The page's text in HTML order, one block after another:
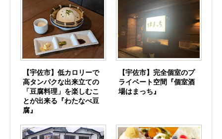
【宇佐市】低カロリーで
高タンパクな出来立ての
「豆腐料理」を楽しむこ
とが出来る『わたなべ豆
腐』
【宇佐市】完全個室のプ
ライベート空間『個室酒
場はまっち』